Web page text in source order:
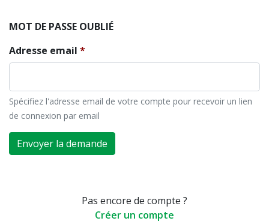
MOT DE PASSE OUBLIÉ
Adresse email
Spécifiez l'adresse email de votre compte pour recevoir un lien
de connexion par email
Envoyer la demande
Pas encore de compte ?
Créer un compte